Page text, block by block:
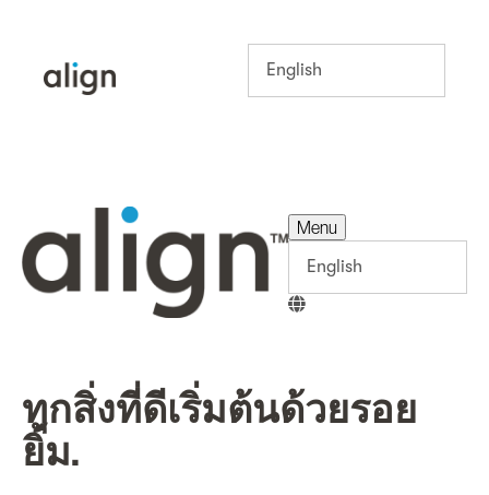
Menu
ทุกสิ่งที่ดีเริ่มต้นด้วยรอย
ยิ้ม.